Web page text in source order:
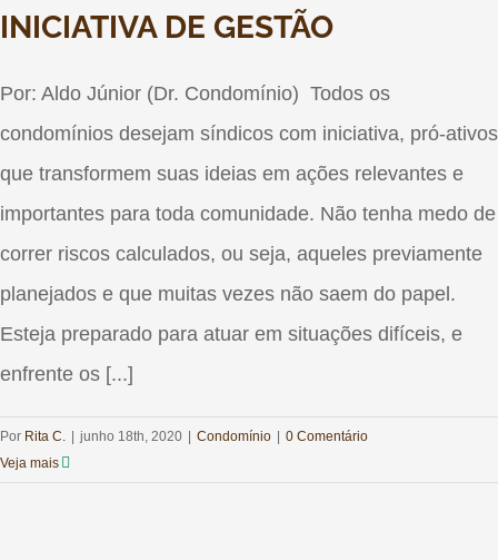
INICIATIVA DE GESTÃO
Por: Aldo Júnior (Dr. Condomínio) Todos os
condomínios desejam síndicos com iniciativa, pró-ativos
que transformem suas ideias em ações relevantes e
importantes para toda comunidade. Não tenha medo de
correr riscos calculados, ou seja, aqueles previamente
planejados e que muitas vezes não saem do papel.
Esteja preparado para atuar em situações difíceis, e
enfrente os [...]
Por Rita C. junho 18th, 2020 Condomínio
0 Comentário
Veja mais